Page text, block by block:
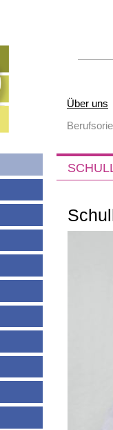
Navigation
Über uns